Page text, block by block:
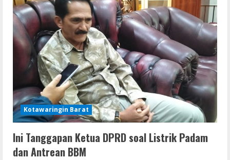
e
R
a
d
i
n
Kotawaringin Barat
Ini Tanggapan Ketua DPRD soal Listrik Padam
dan Antrean BBM